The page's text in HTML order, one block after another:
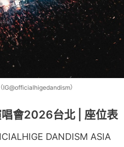
）
會2026台北 | 座位表
DANDISM ASIA